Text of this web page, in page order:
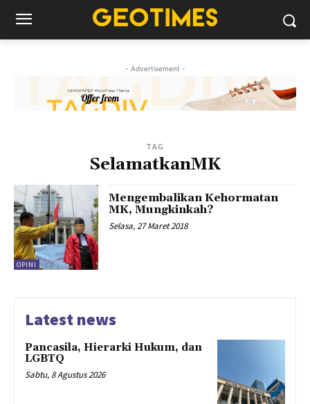
- Advertisement -
TAG
SelamatkanMK
OPINI
Mengembalikan Kehormatan
MK, Mungkinkah?
Selasa, 27 Maret 2018
Latest news
Pancasila, Hierarki Hukum, dan
LGBTQ
Sabtu, 8 Agustus 2026